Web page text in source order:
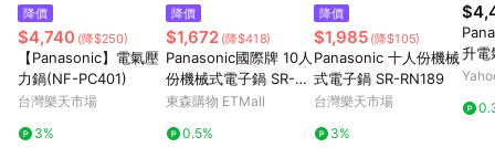
點數回饋或點數回饋有爭議，台灣樂天市場保有更改條款與法律
追訴之權利，活動詳情以樂天市場網站公告為準。
降價
$4,740 (降$250)
【Panasonic】電氣壓
力鍋(NF-PC401)
台灣樂天市場
3%
降價
$1,672 (降$418)
Panasonic國際牌 10人
份機械式電子鍋 SR-R
N189-庫
東森購物 ETMall
0.5%
降價
$1,985 (降$105)
Panasonic 十人份機械
式電子鍋 SR-RN189
台灣樂天市場
3%
升電
01